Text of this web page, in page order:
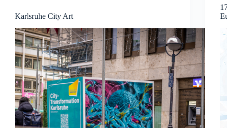
Karlsruhe City Art